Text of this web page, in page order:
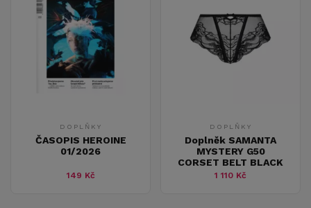
DOPLŇKY
ČASOPIS HEROINE
01/2026
149 Kč
DOPLŇKY
Doplněk SAMANTA
MYSTERY G50
CORSET BELT BLACK
1 110 Kč